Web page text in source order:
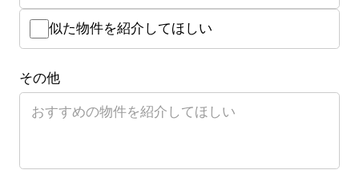
似た物件を紹介してほしい
その他